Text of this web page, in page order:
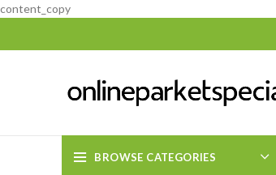
content_copy
BROWSE CATEGORIES